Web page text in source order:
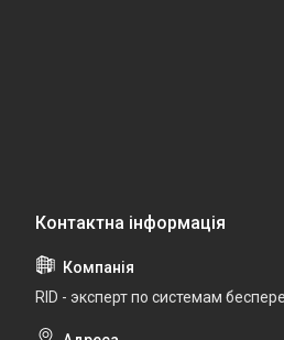
RID - эксперт по системам